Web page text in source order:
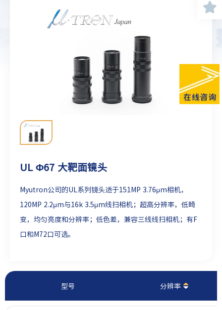
UL Φ67 大靶面镜头
Myutron公司的UL系列镜头适于151MP 3.76μm相机，
120MP 2.2μm与16k 3.5μm线扫相机；超高分辨率，低畸
变，均匀亮度和分辨率；低色差，兼容三线线扫相机；有F
口和M72口可选。
型号 分辨率